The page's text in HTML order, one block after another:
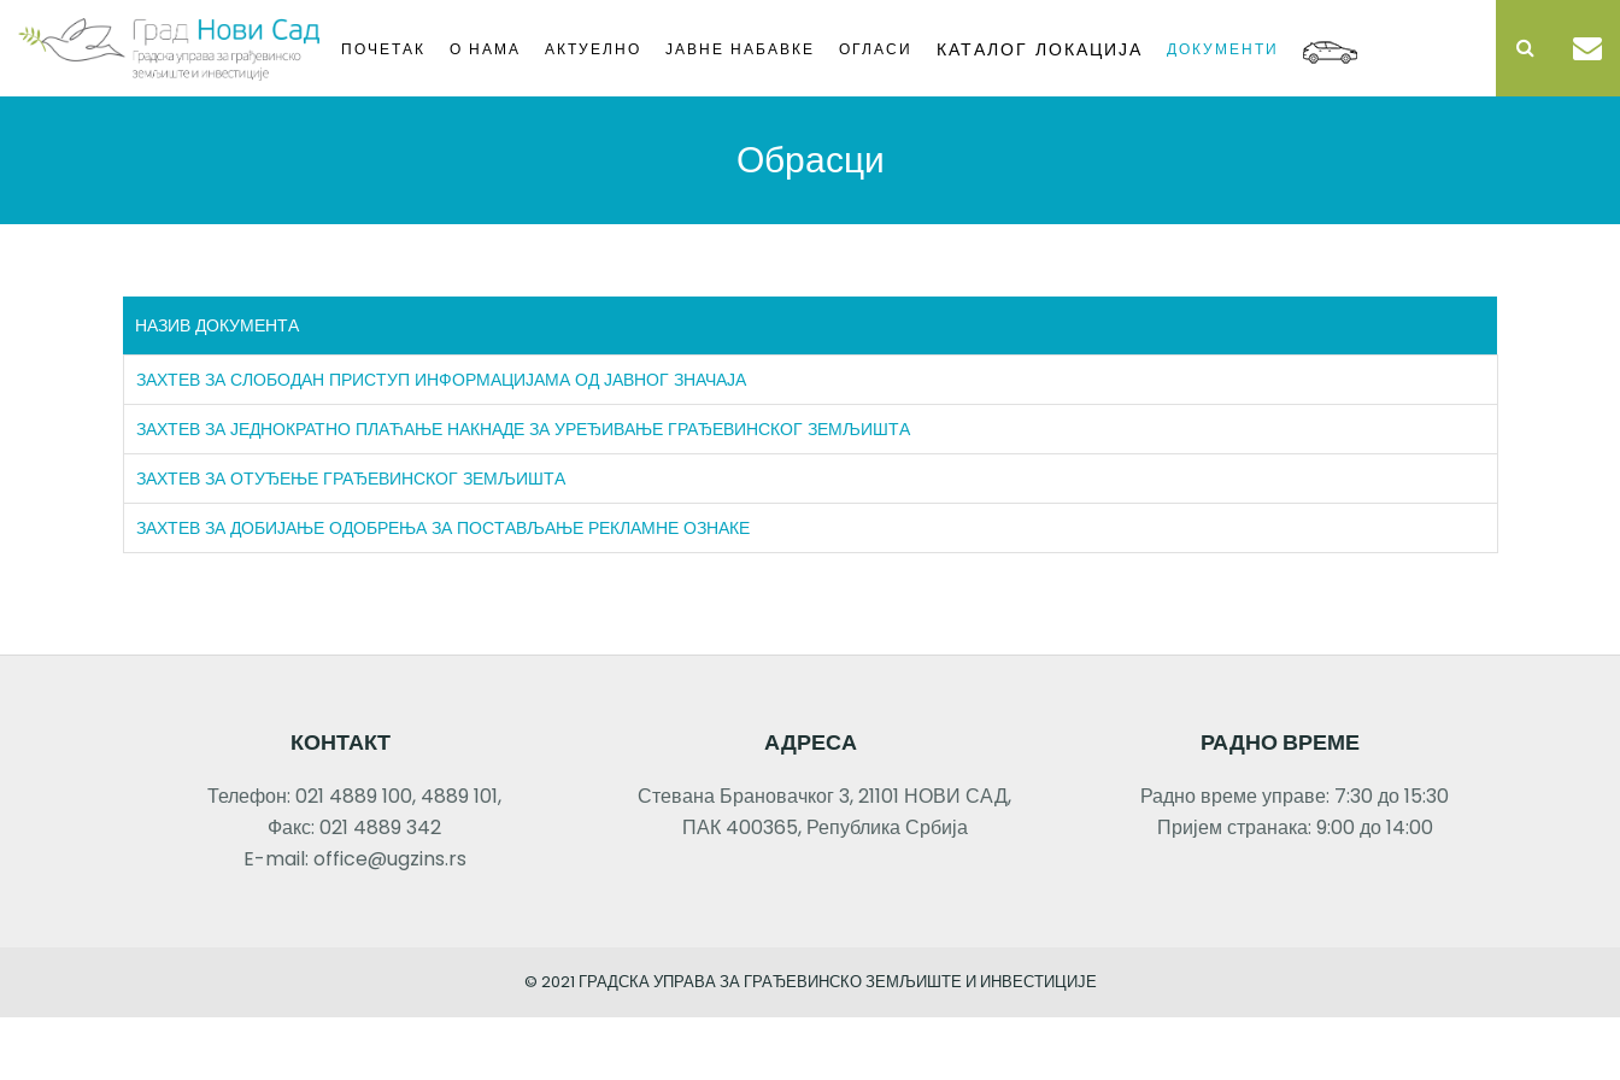
Main
ПОЧЕТАК О НАМА АКТУЕЛНО ЈАВНЕ НАБАВКЕ ОГЛАСИ КАТАЛОГ ЛОКАЦИЈА ДОКУМЕНТИ
Обрасци
НАЗИВ ДОКУМЕНТА
ЗАХТЕВ ЗА СЛОБОДАН ПРИСТУП ИНФОРМАЦИЈАМА ОД ЈАВНОГ ЗНАЧАЈА
ЗАХТЕВ ЗА ЈЕДНОКРАТНО ПЛАЋАЊЕ НАКНАДЕ ЗА УРЕЂИВАЊЕ ГРАЂЕВИНСКОГ ЗЕМЉИШТА
ЗАХТЕВ ЗА ОТУЂЕЊЕ ГРАЂЕВИНСКОГ ЗЕМЉИШТА
ЗАХТЕВ ЗА ДОБИЈАЊЕ ОДОБРЕЊА ЗА ПОСТАВЉАЊЕ РЕКЛАМНЕ ОЗНАКЕ
КОНТАКТ
Телефон: 021 4889 100, 4889 101,
Факс: 021 4889 342
E-mail: office@ugzins.rs
АДРЕСА
Стевана Брановачког 3, 21101 НОВИ САД,
ПАК 400365, Република Србија
РАДНО ВРЕМЕ
Радно време управе: 7:30 до 15:30
Пријем странака: 9:00 до 14:00
© 2021 ГРАДСКА УПРАВА ЗА ГРАЂЕВИНСКО ЗЕМЉИШТЕ И ИНВЕСТИЦИЈЕ